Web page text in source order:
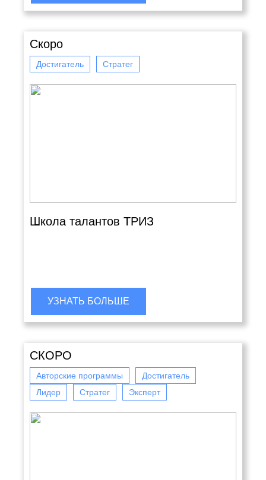
Скоро
Достигатель Стратег
Школа талантов ТРИЗ
УЗНАТЬ БОЛЬШЕ
СКОРО
Авторские программы
Достигатель
Лидер
Стратег Эксперт